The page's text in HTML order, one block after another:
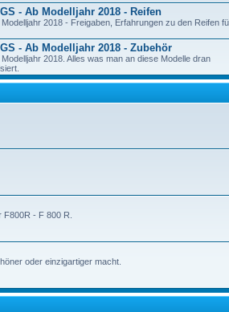
- Ab Modelljahr 2018 - Reifen
2018 - Freigaben, Erfahrungen zu den Reifen
- Ab Modelljahr 2018 - Zubehör
2018. Alles was man an diese Modelle dran
- F 800 R.
oder einzigartiger macht.